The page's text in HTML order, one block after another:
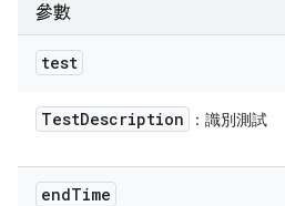
參數
test
TestDescription ：識別測試
endTime